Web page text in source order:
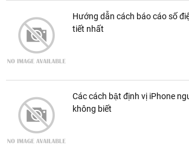
Hướng dẫn cách báo cáo số
tiết nhất
Các cách bật định vị iPhone
không biết